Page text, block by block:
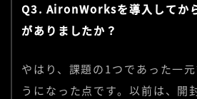
Q3. AironWorksを導入してか
がありましたか？
やはり、課題の1つであった一
うになった点です。以前は、開